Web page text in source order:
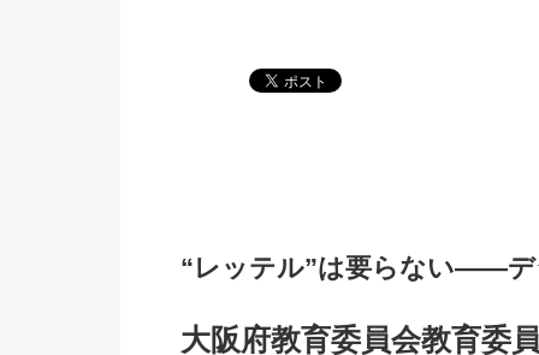
“レッテル”は要らない――デ
大阪府教育委員会教育委